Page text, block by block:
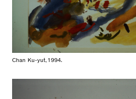
Chan Ku-yut, 1994.